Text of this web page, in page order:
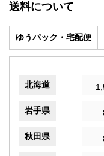
送料について
ゆうパック・宅配便
北海道
岩手県
秋田県